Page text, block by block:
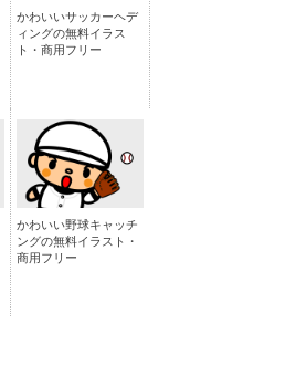
かわいいサッカーヘデ
ィングの無料イラス
ト・商用フリー
かわいい野球キャッチ
ングの無料イラスト・
商用フリー